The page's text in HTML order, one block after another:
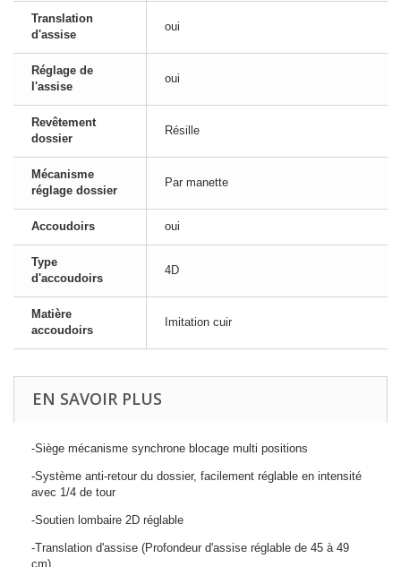
Translation
d'assise
oui
Réglage de
l'assise
oui
Revêtement
dossier
Résille
Mécanisme
réglage dossier
Par manette
Accoudoirs oui
Type
d'accoudoirs
4D
Matière
accoudoirs
Imitation cuir
EN SAVOIR PLUS
-Siège mécanisme synchrone blocage multi positions
-Système anti-retour du dossier, facilement réglable en intensité
avec 1/4 de tour
-Soutien lombaire 2D réglable
-Translation d'assise (Profondeur d'assise réglable de 45 à 49
cm)